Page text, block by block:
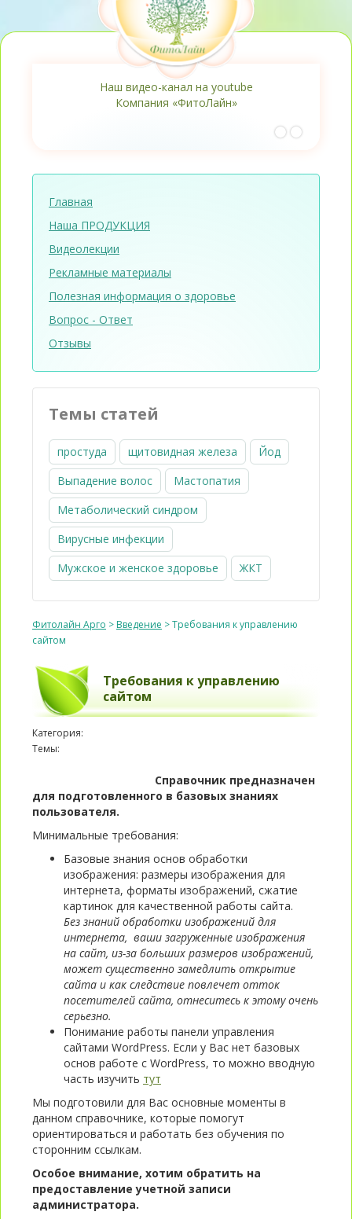
Наш видео-канал на youtube
Компания «ФитоЛайн»
Фитолайн Арго > Введение >Требования к управлению
сайтом
Требования к управлению
сайтом
Категория:
Темы:
Справочник предназначен
для подготовленного в базовых знаниях
пользователя.
Минимальные требования:
Базовые знания основ обработки
изображения: размеры изображения для
интернета, форматы изображений, сжатие
картинок для качественной работы сайта.
Без знаний обработки изображений для
интернета, ваши загруженные изображения
на сайт, из-за больших размеров изображений,
может существенно замедлить открытие
сайта и как следствие повлечет отток
посетителей сайта, отнеситесь к этому очень
серьезно.
Понимание работы панели управления
сайтами WordPress. Если у Вас нет базовых
основ работе с WordPress, то можно вводную
часть изучить тут
Мы подготовили для Вас основные моменты в
данном справочнике, которые помогут
ориентироваться и работать без обучения по
сторонним ссылкам.
Особое внимание, хотим обратить на
предоставление учетной записи
администратора.
Главная
Наша ПРОДУКЦИЯ
Видеолекции
Рекламные материалы
Полезная информация о здоровье
Вопрос - Ответ
Отзывы
Темы статей
простуда щитовидная железа
Йод
Выпадение волос
Мастопатия
Метаболический синдром
Вирусные инфекции
Мужское и женское здоровье
ЖКТ